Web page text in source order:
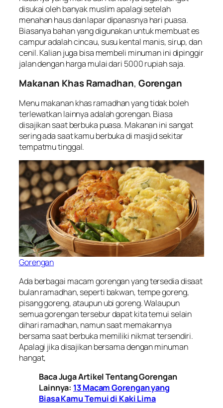
disukai oleh banyak muslim apalagi setelah
menahan haus dan lapar dipanasnya hari puasa.
Biasanya bahan yang digunakan untuk membuat es
campur adalah cincau, susu kental manis, sirup, dan
cenil. Kalian juga bisa membeli minuman ini dipinggir
jalan dengan harga mulai dari 5000 rupiah saja.
Makanan Khas Ramadhan, Gorengan
Menu makanan khas ramadhan yang tidak boleh
terlewatkan lainnya adalah gorengan. Biasa
disajikan saat berbuka puasa. Makanan ini sangat
sering ada saat kamu berbuka di masjid sekitar
tempatmu tinggal.
Gorengan
Ada berbagai macam gorengan yang tersedia disaat
bulan ramadhan, seperti bakwan, tempe goreng,
pisang goreng, ataupun ubi goreng. Walaupun
semua gorengan tersebur dapat kita temui selain
dihari ramadhan, namun saat memakannya
bersama saat berbuka memiliki nikmat tersendiri.
Apalagi jika disajikan bersama dengan minuman
hangat,
Baca Juga Artikel Tentang Gorengan
Lainnya: 13 Macam Gorengan yang
Biasa Kamu Temui di Kaki Lima